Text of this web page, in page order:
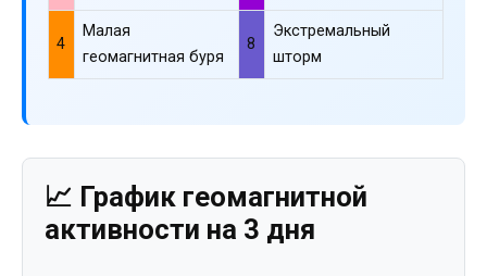
4
Малая
геомагнитная буря
8
Экстремальный
шторм
📈 График геомагнитной
активности на 3 дня